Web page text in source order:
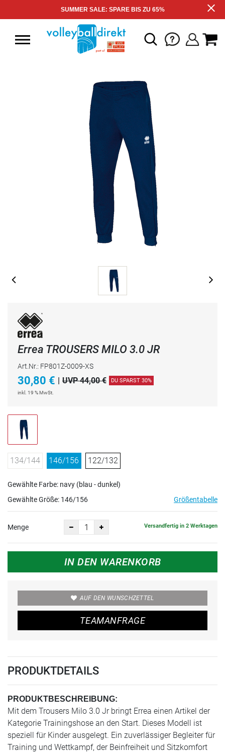
SUMMER SALE: SPARE BIS ZU 65%
Errea TROUSERS MILO 3.0 JR
Art.Nr.: FP801Z-0009-XS
30,80 € | UVP 44,00 € DU SPARST 30%
inkl. 19 % MwSt.
134/144 146/156 122/132
Gewählte Farbe: navy (blau - dunkel)
Gewählte Größe: 146/156 Größentabelle
Menge Versandfertig in 2 Werktagen
IN DEN WARENKORB
AUF DEN WUNSCHZETTEL
TEAMANFRAGE
PRODUKTDETAILS
PRODUKTBESCHREIBUNG:
Mit dem Trousers Milo 3.0 Jr bringt Errea einen Artikel der
Kategorie Trainingshose an den Start. Dieses Modell ist
speziell für Kinder ausgelegt. Ein zuverlässiger Begleiter für
Training und Wettkampf, der Beinfreiheit und Sitzkomfort